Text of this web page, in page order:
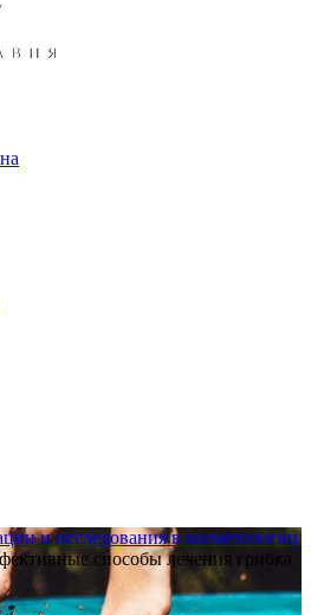
и исследования в косметологии
способы лечения грибка